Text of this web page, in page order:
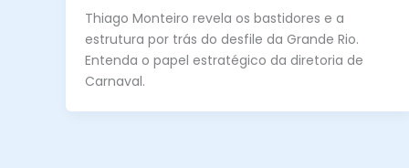
Thiago Monteiro revela os bastidores e a
estrutura por trás do desfile da Grande Rio.
Entenda o papel estratégico da diretoria de
Carnaval.